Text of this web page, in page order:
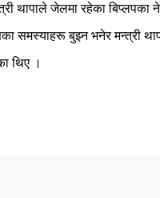
थापाले जेलमा रहेका बिप्लपका
समस्याहरू बुझ्न भनेर मन्त्री
थिए ।